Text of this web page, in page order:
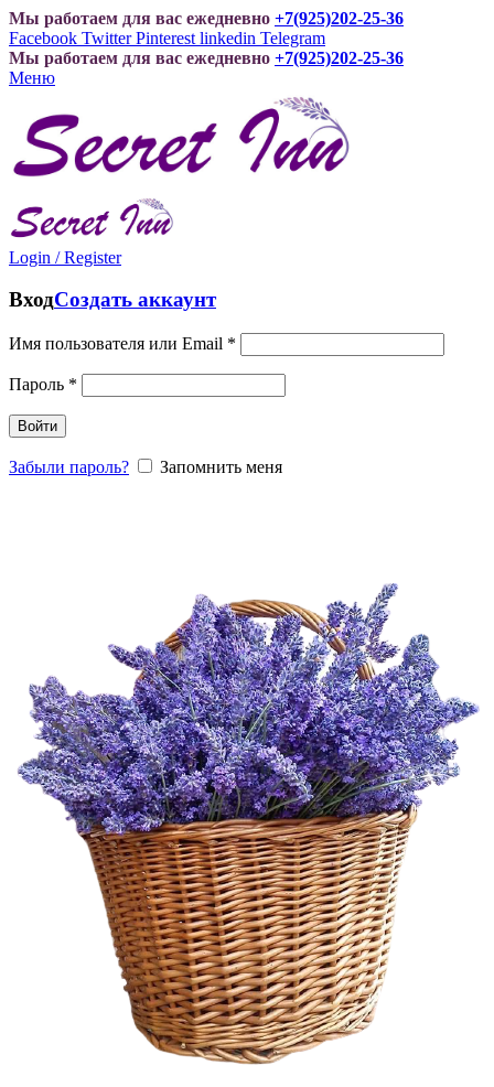
Мы работаем для вас ежедневно +7(925)202-25-36
Facebook Twitter Pinterest linkedin Telegram
Мы работаем для вас ежедневно +7(925)202-25-36
Меню
Login / Register
ВходСоздать аккаунт
Имя пользователя или Email *
Пароль *
Войти
Забыли пароль? Запомнить меня